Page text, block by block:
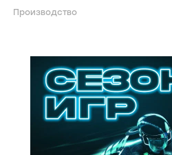
Производство